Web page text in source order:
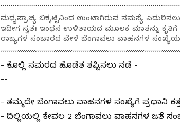
ಮಧ್ಯಪ್ರಾಚ್ಯ ಬಿಕ್ಕಟ್ಟಿನಿಂದ ಉಂಟಾಗಿರುವ ಸಮಸ್ಯೆ
ಇದೀಗ ಸ್ವತಃ ಇಂಧನ ಉಳಿತಾಯದ ಮೂಲಕ ಮಾತನ್ನು
ರಾಜ್ಯಗಳ ಸಂಚಾರದ ವೇಳೆ ಬೆಂಗಾವಲು ವಾಹನಗಳ
- ಕೊಲ್ಲಿ ಸಮರದ ಹೊಡೆತ ತಪ್ಪಿಸಲು ನಡೆ -
--
- ತಮ್ಮದೇ ಬೆಂಗಾವಲು ವಾಹನಗಳ ಸಂಖ್ಯೆಗೆ ಪ್ರಧಾನಿ
- ದಿಲ್ಲಿಯಲ್ಲಿ ಕೇವಲ 2 ಬೆಂಗಾವಲು ವಾಹನಗಳ ಜತೆ